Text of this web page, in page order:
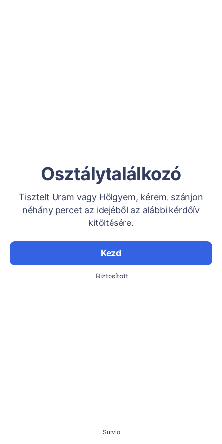
Osztálytalálkozó
Tisztelt Uram vagy Hölgyem, kérem, szánjon
néhány percet az idejéből az alábbi kérdőív
kitöltésére.
Kezd
Biztosított
Survio